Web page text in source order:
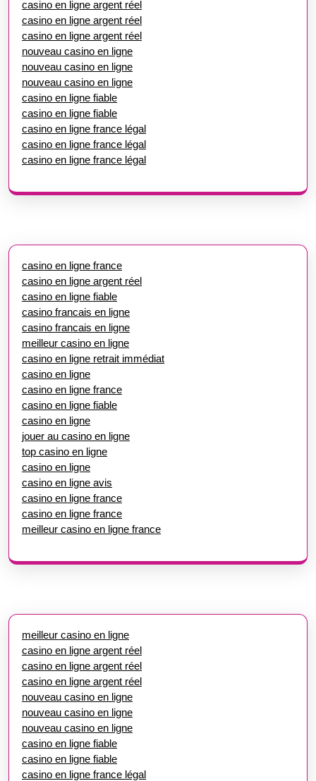
casino en ligne argent réel
casino en ligne argent réel
casino en ligne argent réel
nouveau casino en ligne
nouveau casino en ligne
nouveau casino en ligne
casino en ligne fiable
casino en ligne fiable
casino en ligne france légal
casino en ligne france légal
casino en ligne france légal
casino en ligne france
casino en ligne argent réel
casino en ligne fiable
casino francais en ligne
casino francais en ligne
meilleur casino en ligne
casino en ligne retrait immédiat
casino en ligne
casino en ligne france
casino en ligne fiable
casino en ligne
jouer au casino en ligne
top casino en ligne
casino en ligne
casino en ligne avis
casino en ligne france
casino en ligne france
meilleur casino en ligne france
meilleur casino en ligne
casino en ligne argent réel
casino en ligne argent réel
casino en ligne argent réel
nouveau casino en ligne
nouveau casino en ligne
nouveau casino en ligne
casino en ligne fiable
casino en ligne fiable
casino en ligne france légal